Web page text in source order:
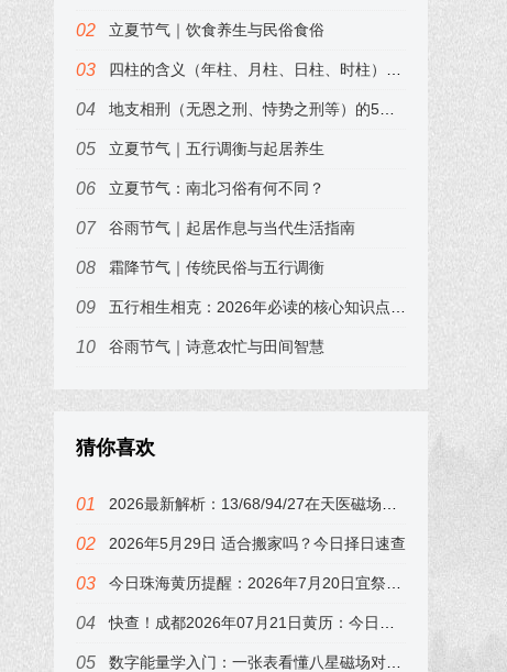
立夏节气｜饮食养生与民俗食俗
四柱的含义（年柱、月柱、日柱、时柱）——易小梦带你3分钟入门
地支相刑（无恩之刑、恃势之刑等）的5个经典说法 — 其利会
立夏节气｜五行调衡与起居养生
立夏节气：南北习俗有何不同？
谷雨节气｜起居作息与当代生活指南
霜降节气｜传统民俗与五行调衡
五行相生相克：2026年必读的核心知识点，易小梦为你划重点
谷雨节气｜诗意农忙与田间智慧
猜你喜欢
2026最新解析：13/68/94/27在天医磁场中的财运表现，别忽视！
2026年5月29日 适合搬家吗？今日择日速查
今日珠海黄历提醒：2026年7月20日宜祭祀，冲鸡，下午子时最吉利
快查！成都2026年07月21日黄历：今日吉时在子时，错过可惜
数字能量学入门：一张表看懂八星磁场对财运、事业、感情、健康的影响（附真实手机号案例）